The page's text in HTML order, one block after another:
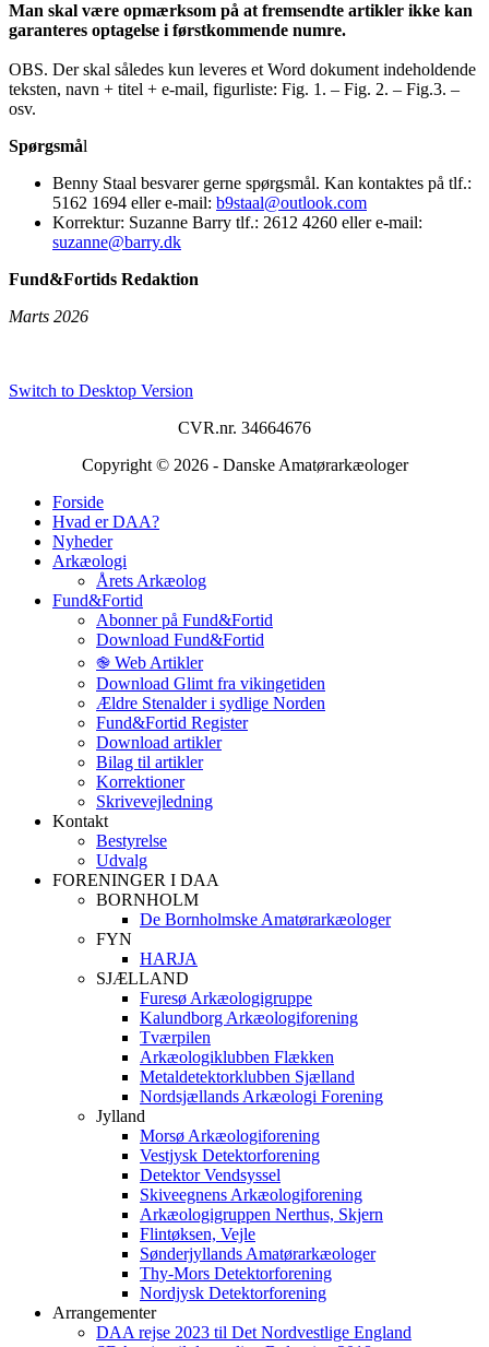
Man skal være opmærksom på at fremsendte artikler ikke kan
garanteres optagelse i førstkommende numre.
OBS. Der skal således kun leveres et Word dokument indeholdende
teksten, navn + titel + e-mail, figurliste: Fig. 1. – Fig. 2. – Fig.3. –
osv.
Spørgsmål
Benny Staal besvarer gerne spørgsmål. Kan kontaktes på tlf.:
5162 1694 eller e-mail: b9staal@outlook.com
Korrektur: Suzanne Barry tlf.: 2612 4260 eller e-mail:
suzanne@barry.dk
Fund&Fortids Redaktion
Marts 2026
Switch to Desktop Version
CVR.nr. 34664676
Copyright © 2026 - Danske Amatørarkæologer
Forside
Hvad er DAA?
Nyheder
Arkæologi
Årets Arkæolog
Fund&Fortid
Abonner på Fund&Fortid
Download Fund&Fortid
֎ Web Artikler
Download Glimt fra vikingetiden
Ældre Stenalder i sydlige Norden
Fund&Fortid Register
Download artikler
Bilag til artikler
Korrektioner
Skrivevejledning
Kontakt
Bestyrelse
Udvalg
FORENINGER I DAA
BORNHOLM
De Bornholmske Amatørarkæologer
FYN
HARJA
SJÆLLAND
Furesø Arkæologigruppe
Kalundborg Arkæologiforening
Tværpilen
Arkæologiklubben Flækken
Metaldetektorklubben Sjælland
Nordsjællands Arkæologi Forening
Jylland
Morsø Arkæologiforening
Vestjysk Detektorforening
Detektor Vendsyssel
Skiveegnens Arkæologiforening
Arkæologigruppen Nerthus, Skjern
Flintøksen, Vejle
Sønderjyllands Amatørarkæologer
Thy-Mors Detektorforening
Nordjysk Detektorforening
Arrangementer
DAA rejse 2023 til Det Nordvestlige England